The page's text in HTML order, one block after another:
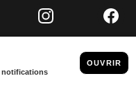
Instagram
TOUS DROITS RÉSERVÉS
ET DONNÉES LÉGALES